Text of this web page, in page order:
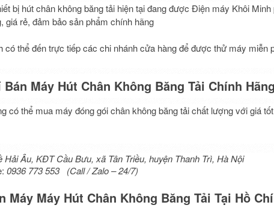
bị hút chân không băng tải hiện tại đang được Điện máy Khôi
giá rẻ, đảm bảo sản phẩm chính hãng
có thể đến trực tiếp các chi nhánh cửa hàng để được thử máy miễn
Máy Hút Chân Không Băng Tải Chính
có thể mua máy đóng gói chân không băng tải chất lượng với giá
Hải Âu, KĐT Cầu Bưu, xã Tân Triều, huyện Thanh Trì, Hà Nội
0936 773 553 (Call / Zalo – 24/7)
Máy Máy Hút Chân Không Băng Tải Tại Hồ